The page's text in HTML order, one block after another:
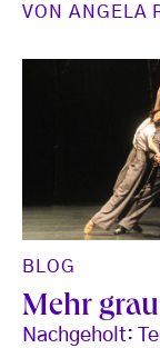
VONANGELA
BLOG
Mehr
Nachgeholt: